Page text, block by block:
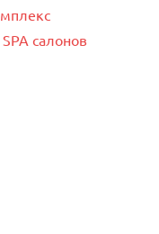
салонов